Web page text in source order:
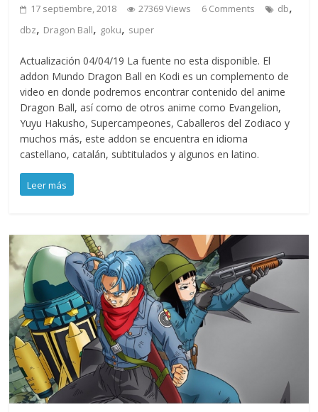
17 septiembre, 2018 27369 Views 6 Comments db,
dbz, Dragon Ball, goku, super
Actualización 04/04/19 La fuente no esta disponible. El
addon Mundo Dragon Ball en Kodi es un complemento de
video en donde podremos encontrar contenido del anime
Dragon Ball, así como de otros anime como Evangelion,
Yuyu Hakusho, Supercampeones, Caballeros del Zodiaco y
muchos más, este addon se encuentra en idioma
castellano, catalán, subtitulados y algunos en latino.
Leer más